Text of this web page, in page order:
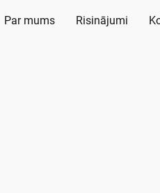
Par mums Risinājumi